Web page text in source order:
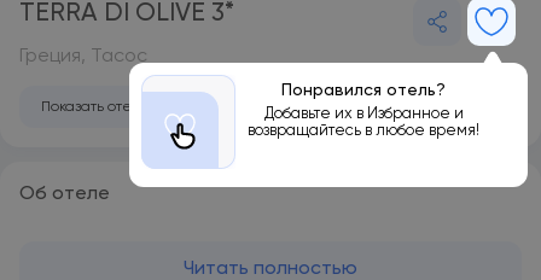
TERRA DI OLIVE 3*
Понравился отель?
Добавьте их в Избранное и
возвращайтесь в любое время!
Греция, Тасос
Показать отель на карте
Об отеле
Читать полностью